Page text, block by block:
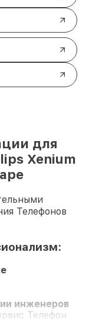
для
Xenium
Телефонов
инженеров
Телефон